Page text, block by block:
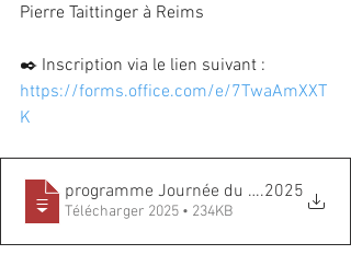
Pierre Taittinger à Reims
✒️ Inscription via le lien suivant :
https://forms.office.com/e/7TwaAmXXT
K
programme Journée du 09.12
.2025
Télécharger 2025 • 234KB